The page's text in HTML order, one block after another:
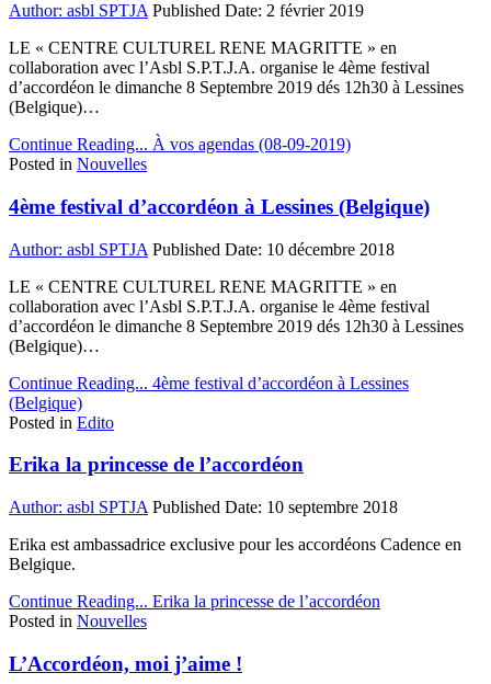
Author: asbl SPTJA Published Date: 2 février 2019
LE « CENTRE CULTUREL RENE MAGRITTE » en
collaboration avec l’Asbl S.P.T.J.A. organise le 4ème festival
d’accordéon le dimanche 8 Septembre 2019 dés 12h30 à Lessines
(Belgique)…
Continue Reading... À vos agendas (08-09-2019)
Posted in Nouvelles
4ème festival d’accordéon à Lessines (Belgique)
Author: asbl SPTJA Published Date: 10 décembre 2018
LE « CENTRE CULTUREL RENE MAGRITTE » en
collaboration avec l’Asbl S.P.T.J.A. organise le 4ème festival
d’accordéon le dimanche 8 Septembre 2019 dés 12h30 à Lessines
(Belgique)…
Continue Reading... 4ème festival d’accordéon à Lessines
(Belgique)
Posted in Edito
Erika la princesse de l’accordéon
Author: asbl SPTJA Published Date: 10 septembre 2018
Erika est ambassadrice exclusive pour les accordéons Cadence en
Belgique.
Continue Reading... Erika la princesse de l’accordéon
Posted in Nouvelles
L’Accordéon, moi j’aime !